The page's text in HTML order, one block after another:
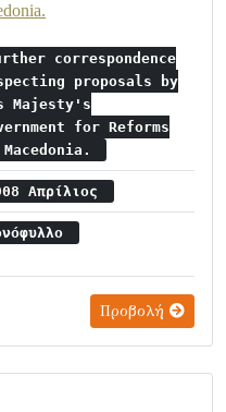
correspondence
proposals by
Majesty's
for Reforms
Απρίλιος
Προβολή